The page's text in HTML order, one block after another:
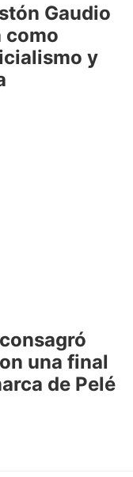
Gaudio
como
y
una final
de Pelé